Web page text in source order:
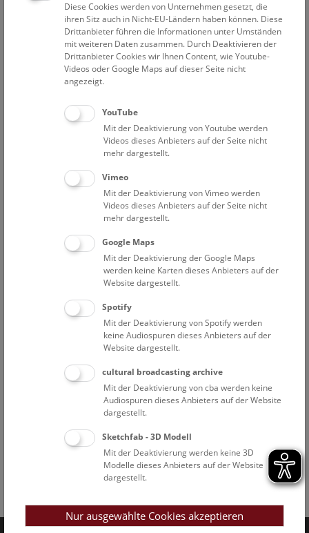
1. April 2023
Bisher keine Ergebnisse. Dienstags ist das NHM Wien
in der Regel geschlossen. Ausnahmen finden sie
Eine Nacht im Museum
Diese Cookies werden von Unternehmen gesetzt, die
ihren Sitz auch in Nicht-EU-Ländern haben können. Diese
Drittanbieter führen die Informationen unter Umständen
mit weiteren Daten zusammen. Durch Deaktivieren der
Drittanbieter Cookies wir Ihnen Content, wie Youtube-
Videos oder Google Maps auf dieser Seite nicht
angezeigt.
YouTube
Mit der Deaktivierung von Youtube werden
Videos dieses Anbieters auf der Seite nicht
mehr dargestellt.
Vimeo
Mit der Deaktivierung von Vimeo werden
Videos dieses Anbieters auf der Seite nicht
mehr dargestellt.
Google Maps
Mit der Deaktivierung der Google Maps
werden keine Karten dieses Anbieters auf der
Website dargestellt.
Spotify
Mit der Deaktivierung von Spotify werden
keine Audiospuren dieses Anbieters auf der
Website dargestellt.
cultural broadcasting archive
Mit der Deaktivierung von cba werden keine
Audiospuren dieses Anbieters auf der Website
dargestellt.
Sketchfab - 3D Modell
Mit der Deaktivierung werden keine 3D
Modelle dieses Anbieters auf der Website
dargestellt.
Nur ausgewählte Cookies akzeptieren